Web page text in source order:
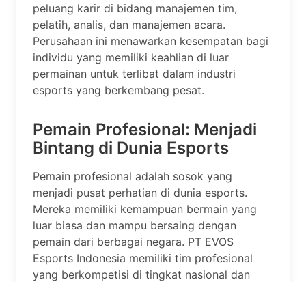
peluang karir di bidang manajemen tim,
pelatih, analis, dan manajemen acara.
Perusahaan ini menawarkan kesempatan bagi
individu yang memiliki keahlian di luar
permainan untuk terlibat dalam industri
esports yang berkembang pesat.
Pemain Profesional: Menjadi
Bintang di Dunia Esports
Pemain profesional adalah sosok yang
menjadi pusat perhatian di dunia esports.
Mereka memiliki kemampuan bermain yang
luar biasa dan mampu bersaing dengan
pemain dari berbagai negara. PT EVOS
Esports Indonesia memiliki tim profesional
yang berkompetisi di tingkat nasional dan